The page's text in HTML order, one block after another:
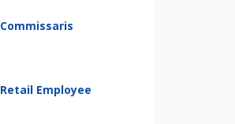
Commissaris
Retail Employee